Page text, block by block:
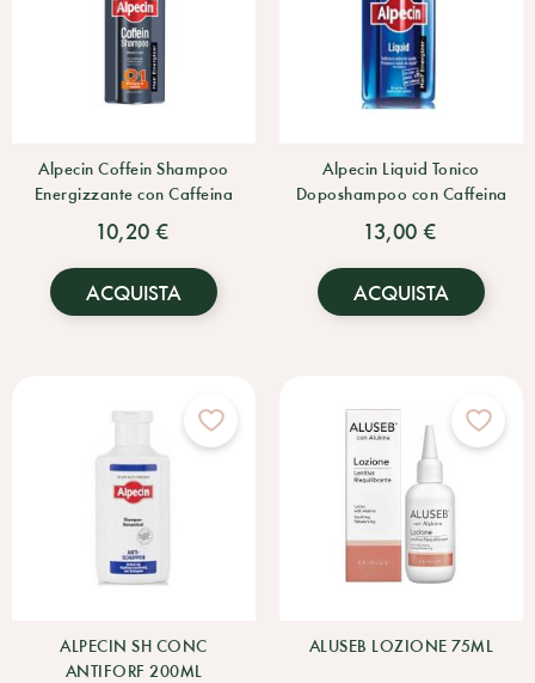
Alpecin Coffein Shampoo
Energizzante con Caffeina
10,20 €
ACQUISTA
Alpecin Liquid Tonico
Doposhampoo con Caffeina
13,00 €
ACQUISTA
ALPECIN SH CONC
ANTIFORF 200ML
ALUSEB LOZIONE 75ML